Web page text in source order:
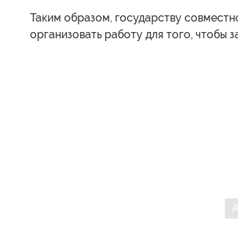
Таким образом, государству
организовать работу для того, чтобы